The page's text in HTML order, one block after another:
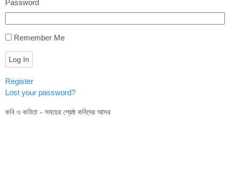
Password
Remember Me
Log In
Register
Lost your password?
কবি ও কবিতা - সময়ের শ্রেষ্ঠ কবিদের আসর